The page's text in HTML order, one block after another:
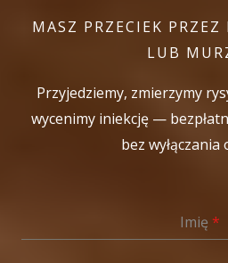
MASZ PRZECIEK PRZEZ
LUB
Przyjedziemy, zmierzymy
wycenimy iniekcję —
bez wyłączania
Imię *